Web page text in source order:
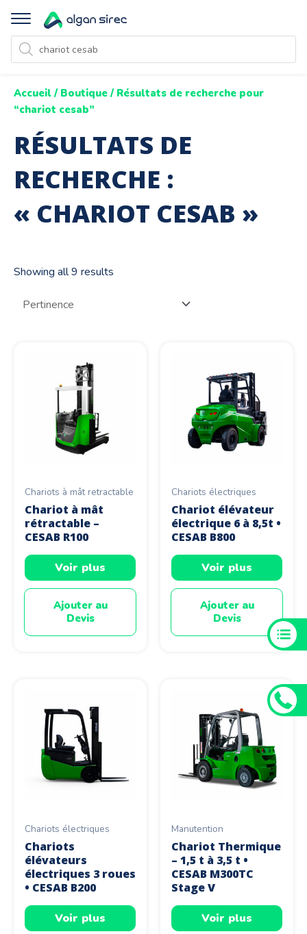
Recherche
de
produits
Accueil / Boutique / Résultats de recherche pour
“chariot cesab”
RÉSULTATS DE
RECHERCHE :
« CHARIOT CESAB »
Showing all 9 results
Chariots à mât retractable
Chariot à mât
rétractable –
CESAB R100
Voir plus
Ajouter au
Devis
Chariots électriques
Chariot élévateur
électrique 6 à 8,5t •
CESAB B800
Voir plus
Ajouter au
Devis
Chariots électriques
Chariots
élévateurs
électriques 3 roues
• CESAB B200
Voir plus
Manutention
Chariot Thermique
– 1,5 t à 3,5 t •
CESAB M300TC
Stage V
Voir plus